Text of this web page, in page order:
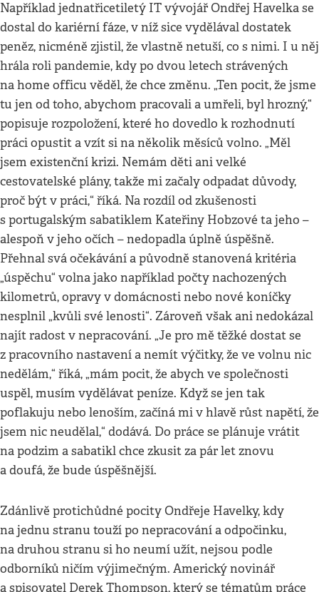
Například jednatřicetiletý IT vývojář Ondřej Havelka se
dostal do kariérní fáze, v níž sice vydělával dostatek
peněz, nicméně zjistil, že vlastně netuší, co s nimi. I u něj
hrála roli pandemie, kdy po dvou letech strávených
na home officu věděl, že chce změnu. „Ten pocit, že jsme
tu jen od toho, abychom pracovali a umřeli, byl hrozný,“
popisuje rozpoložení, které ho dovedlo k rozhodnutí
práci opustit a vzít si na několik měsíců volno. „Měl
jsem existenční krizi. Nemám děti ani velké
cestovatelské plány, takže mi začaly odpadat důvody,
proč být v práci,“ říká. Na rozdíl od zkušenosti
s portugalským sabatiklem Kateřiny Hobzové ta jeho –
alespoň v jeho očích – nedopadla úplně úspěšně.
Přehnal svá očekávání a původně stanovená kritéria
„úspěchu“ volna jako například počty nachozených
kilometrů, opravy v domácnosti nebo nové koníčky
nesplnil „kvůli své lenosti“. Zároveň však ani nedokázal
najít radost v nepracování. „Je pro mě těžké dostat se
z pracovního nastavení a nemít výčitky, že ve volnu nic
nedělám,“ říká, „mám pocit, že abych ve společnosti
uspěl, musím vydělávat peníze. Když se jen tak
poflakuju nebo lenoším, začíná mi v hlavě růst napětí, že
jsem nic neudělal,“ dodává. Do práce se plánuje vrátit
na podzim a sabatikl chce zkusit za pár let znovu
a doufá, že bude úspěšnější.
Zdánlivě protichůdné pocity Ondřeje Havelky, kdy
na jednu stranu touží po nepracování a odpočinku,
na druhou stranu si ho neumí užít, nejsou podle
odborníků ničím výjimečným. Americký novinář
a spisovatel Derek Thompson, který se tématům práce